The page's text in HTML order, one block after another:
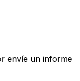
envíe un informe